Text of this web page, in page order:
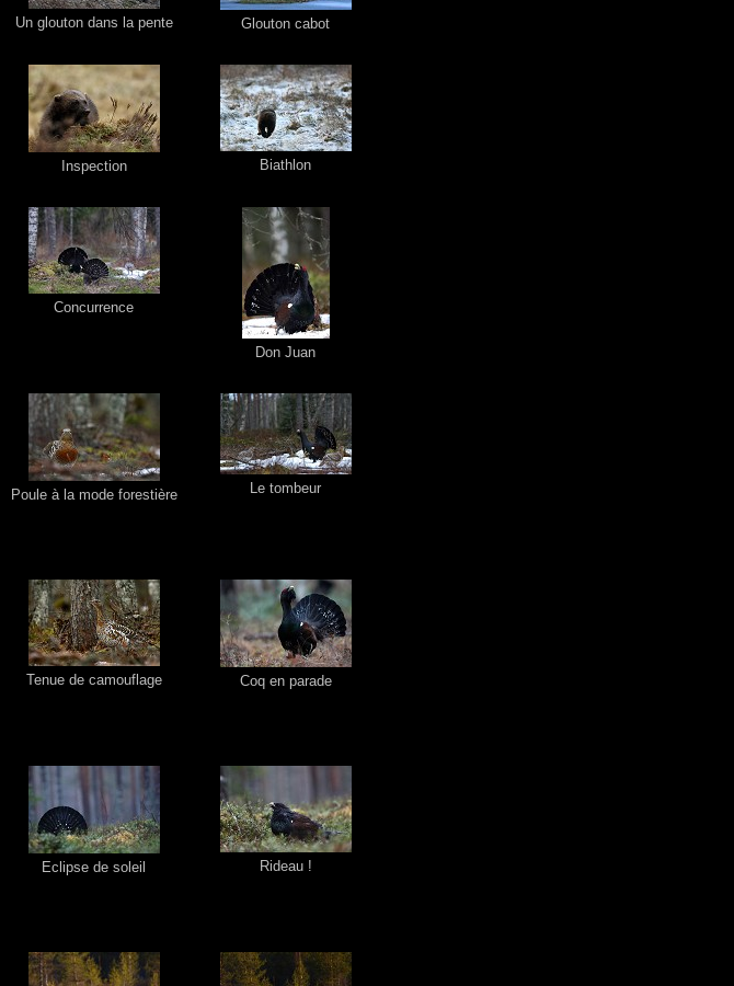
Un glouton dans la pente Glouton cabot
Inspection Biathlon
Concurrence
Don Juan
Poule à la mode forestière Le tombeur
Tenue de camouflage Coq en parade
Eclipse de soleil Rideau !